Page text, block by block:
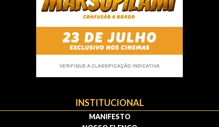
INSTITUCIONAL
MANIFESTO